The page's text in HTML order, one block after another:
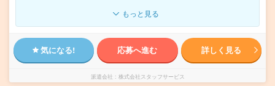
もっと見る
気になる! 応募へ進む 詳しく見る
派遣会社 株式会社スタッフサービス